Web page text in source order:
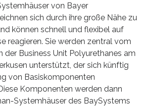
von Bayer
sich durch ihre große Nähe zu
können schnell und flexibel auf
reagieren. Sie werden zentral vom
der Business Unit Polyurethanes am
unterstützt, der sich künftig
von Basiskomponenten
Komponenten werden dann
Systemhäuser des BaySystems